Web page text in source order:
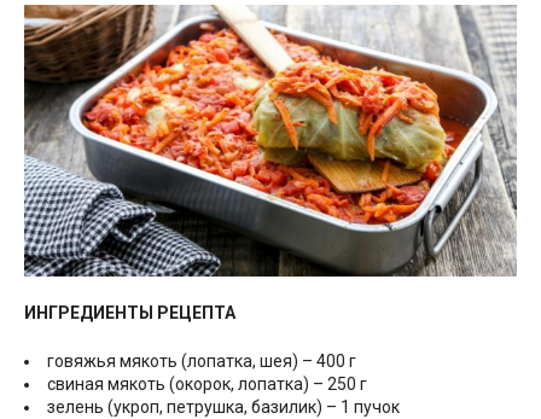
ИНГРЕДИЕНТЫ РЕЦЕПТА
говяжья мякоть (лопатка, шея) – 400 г
свиная мякоть (окорок, лопатка) – 250 г
зелень (укроп, петрушка, базилик) – 1 пучок